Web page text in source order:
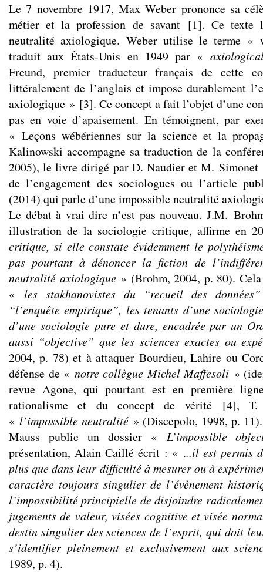
Le 7 novembre 1917, Max Weber prononce sa
métier et la profession de savant[1]. Ce texte
neutralité axiologique. Weber utilise le terme
traduit aux États-Unis en 1949 par «
Freund, premier traducteur français de cette
littéralement de l’anglais et impose durablement
axiologique » [3]. Ce concept a fait l’objet d’une
pas en voie d’apaisement. En témoignent, par
« Leçons wébériennes sur la science et la
Kalinowski accompagne sa traduction de la
2005), le livre dirigé par D. Naudier et M.
de l’engagement des sociologues ou l’article
(2014) qui parle d’une impossible neutralité
Le débat à vrai dire n’est pas nouveau. J.M.
illustration de la sociologie critique, affirme en
critique, si elle constate évidemment le
pas pourtant à dénoncer la fiction de
neutralité axiologique» (Brohm, 2004, p. 80).
« les stakhanovistes du “recueil des
“l’enquête empirique”, les tenants d’une
d’une sociologie pure et dure, encadrée par un
aussi “objective” que les sciences exactes ou
2004, p. 78) et à attaquer Bourdieu, Lahire ou
défense de « notre collègue Michel Maffesoli »
revue Agone, qui pourtant est en première
rationalisme et du concept de vérité[4], T.
« l’impossible neutralité » (Discepolo, 1998, p.
Mauss publie un dossier « L’impossible
présentation, Alain Caillé écrit : « ...il est permis
plus que dans leur difficulté à mesurer ou à
caractère toujours singulier de l’évènement
l’impossibilité principielle de disjoindre
jugements de valeur, visées cognitive et visée
destin singulier des sciences de l’esprit, qui doit
s’identifier pleinement et exclusivement aux
1989, p. 4).